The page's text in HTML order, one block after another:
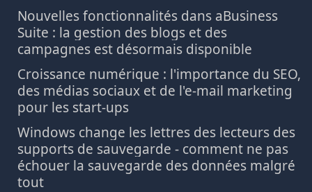
Nouvelles fonctionnalités dans aBusiness
Suite : la gestion des blogs et des
campagnes est désormais disponible
Croissance numérique : l'importance du SEO,
des médias sociaux et de l'e-mail marketing
pour les start-ups
Windows change les lettres des lecteurs des
supports de sauvegarde - comment ne pas
échouer la sauvegarde des données malgré
tout